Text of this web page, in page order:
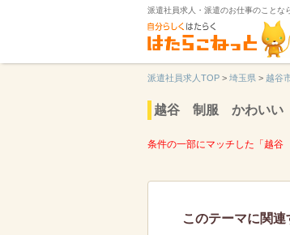
派遣社員求人・派遣のお仕事のことな
派遣社員求人TOP > 埼玉県 > 越谷
越谷 制服 かわいい
条件の一部にマッチした「越谷
このテーマに関